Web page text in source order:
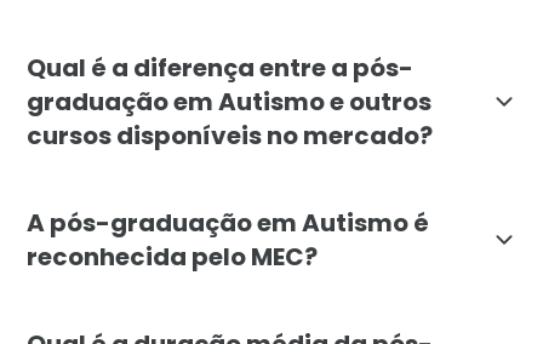
Qual é a diferença entre a pós-
graduação em Autismo e outros
cursos disponíveis no mercado?
A pós-graduação em Autismo é
reconhecida pelo MEC?